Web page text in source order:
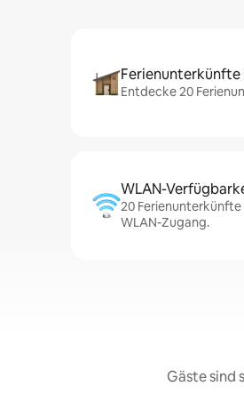
Ferienunterkünfte
Entdecke 20
WLAN-
20
WLAN-Zugang.
Gäste sind